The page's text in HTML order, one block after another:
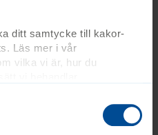
ditt samtycke till kakor-
Läs mer i vår
vilka vi är, hur du
ditt samtycke. Du kan
direkt genom att klicka på
anmälningsvillkor